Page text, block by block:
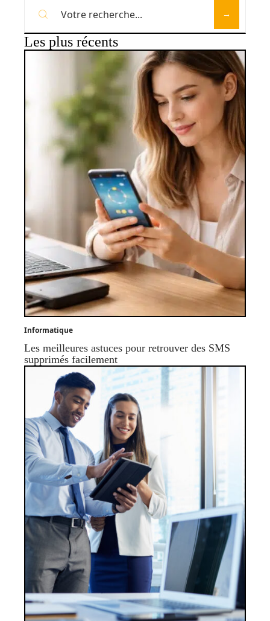
Les plus récents
Informatique
Les meilleures astuces pour retrouver des SMS
supprimés facilement